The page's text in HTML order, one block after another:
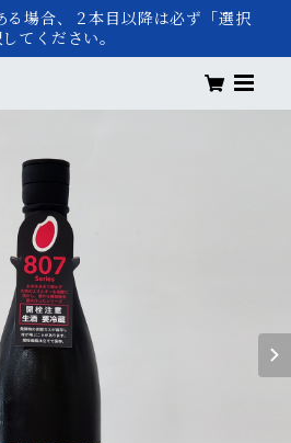
る場合、２本目以降は必ず「選択
てください。